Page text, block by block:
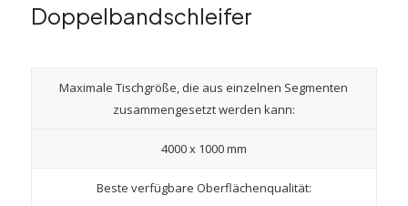
Doppelbandschleifer
Maximale Tischgröße, die aus einzelnen Segmenten
zusammengesetzt werden kann:
4000 x 1000 mm
Beste verfügbare Oberflächenqualität: